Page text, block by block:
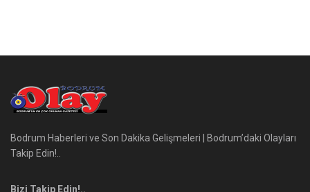
Bodrum Haberleri ve Son Dakika Gelişmeleri | Bodrum’daki Olayları
Takip Edin!..
Bizi Takip Edin!..